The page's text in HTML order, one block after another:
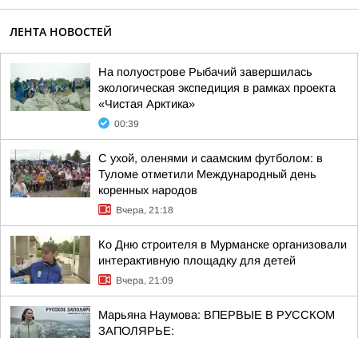
ЛЕНТА НОВОСТЕЙ
На полуострове Рыбачий завершилась
экологическая экспедиция в рамках проекта
«Чистая Арктика»
00:39
С ухой, оленями и саамским футболом: в
Туломе отметили Международный день
коренных народов
Вчера, 21:18
Ко Дню строителя в Мурманске организовали
интерактивную площадку для детей
Вчера, 21:09
Марьяна Наумова: ВПЕРВЫЕ В РУССКОМ
ЗАПОЛЯРЬЕ: